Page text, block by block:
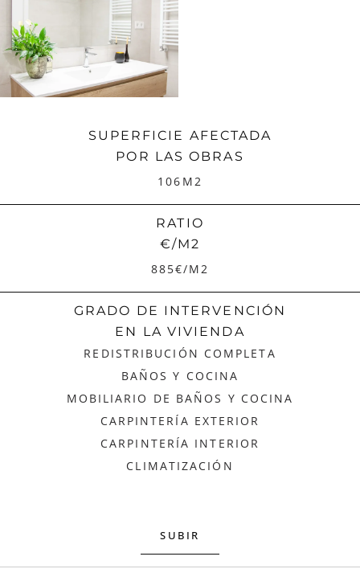
SUPERFICIE AFECTADA
POR LAS OBRAS
106M2
RATIO
€/M2
885€/M2
GRADO DE INTERVENCIÓN
EN LA VIVIENDA
REDISTRIBUCIÓN COMPLETA
BAÑOS Y COCINA
MOBILIARIO DE BAÑOS Y COCINA
CARPINTERÍA EXTERIOR
CARPINTERÍA INTERIOR
CLIMATIZACIÓN
SUBIR